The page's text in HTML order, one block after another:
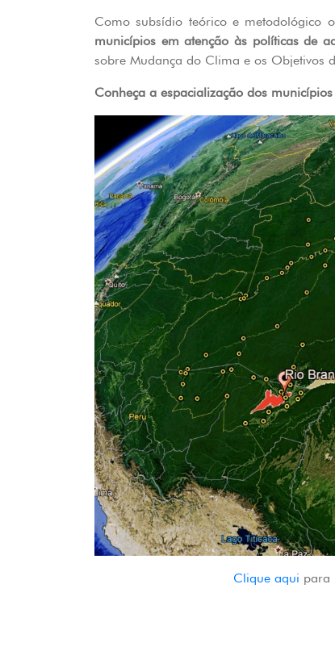
Como subsídio teórico e metodológico
municípios em atenção às políticas de
sobre Mudança do Clima e os Objetivos
Conheça a espacialização dos
Clique aqui para